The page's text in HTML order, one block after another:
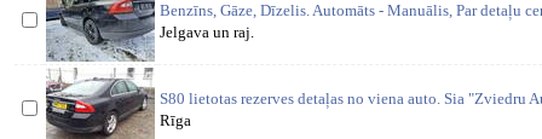
Benzīns, Gāze, Dīzelis. Automāts - Manuālis, Par detaļu
Jelgava un raj.
S80 lietotas rezerves detaļas no viena auto. Sia "Zviedru
Rīga